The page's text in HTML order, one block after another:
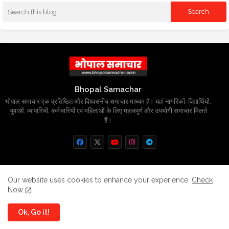
Bhopal Samachar
भोपाल समाचार एक प्रतिष्ठित और विश्वसनीय समाचार माध्यम है। यहां नागरिकों, विद्यार्थियों,
युवाओं, व्यापारियों, कर्मचारियों एवं महिलाओं के लिए महत्वपूर्ण और उपयोगी समाचार मिलते
हैं।
All Right Reserved Copyright
Home About Contact us
Privacy Policy
Our website uses cookies to enhance your experience. Check
Now
Ok, Go it!